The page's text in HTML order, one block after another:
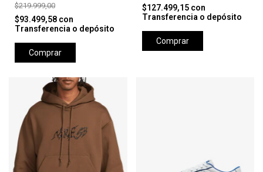
$219.999,00
$93.499,58 con
Transferencia o depósito
Comprar
$127.499,15 con
Transferencia o depósito
Comprar